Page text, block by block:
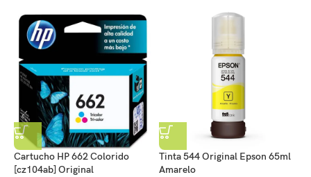
Cartucho HP 662 Colorido
[cz104ab] Original
Tinta 544 Original Epson 65ml
Amarelo